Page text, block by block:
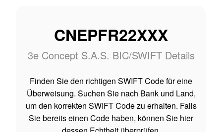
CNEPFR22XXX
3e Concept S.A.S. BIC/SWIFT Details
Finden Sie den richtigen SWIFT Code für eine
Überweisung. Suchen Sie nach Bank und Land,
um den korrekten SWIFT Code zu erhalten. Falls
Sie bereits einen Code haben, können Sie hier